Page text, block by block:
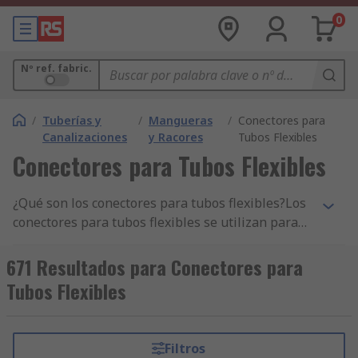
0
Nº ref. fabric.
/ Tuberías y
Canalizaciones
/ Mangueras
y Racores
/ Conectores para
Tubos Flexibles
Conectores para Tubos Flexibles
¿Qué son los conectores para tubos flexibles?Los
conectores para tubos flexibles se utilizan para
conector de grifo. Los conectores para tubos
flexibles también se utilizan para conectar o unir
2 piezas de tubos flexibles, lo que proporciona
en dos direcciones opuestas. Los conectores para
671 Resultados para Conectores para
Tubos Flexibles
Filtros